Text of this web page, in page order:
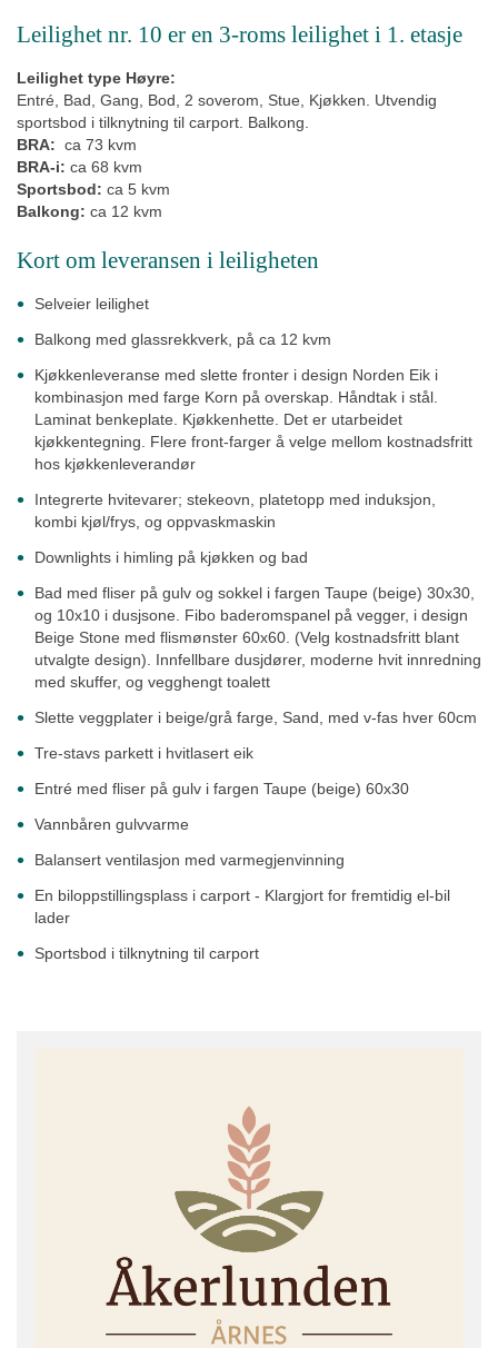
Leilighet nr. 10 er en 3-roms leilighet i 1. etasje
Leilighet type Høyre:
Entré, Bad, Gang, Bod, 2 soverom, Stue, Kjøkken. Utvendig
sportsbod i tilknytning til carport. Balkong.
BRA: ca 73 kvm
BRA-i: ca 68 kvm
Sportsbod: ca 5 kvm
Balkong: ca 12 kvm
Kort om leveransen i leiligheten
Selveier leilighet
Balkong med glassrekkverk, på ca 12 kvm
Kjøkkenleveranse med slette fronter i design Norden Eik i
kombinasjon med farge Korn på overskap. Håndtak i stål.
Laminat benkeplate. Kjøkkenhette. Det er utarbeidet
kjøkkentegning. Flere front-farger å velge mellom kostnadsfritt
hos kjøkkenleverandør
Integrerte hvitevarer; stekeovn, platetopp med induksjon,
kombi kjøl/frys, og oppvaskmaskin
Downlights i himling på kjøkken og bad
Bad med fliser på gulv og sokkel i fargen Taupe (beige) 30x30,
og 10x10 i dusjsone.
Fibo baderomspanel på vegger, i design
Beige Stone med flismønster 60x60. (Velg kostnadsfritt blant
utvalgte design). Innfellbare dusjdører, moderne hvit innredning
med skuffer, og vegghengt toalett
Slette veggplater i beige/grå farge, Sand, med v-fas hver 60cm
Tre-stavs parkett i hvitlasert eik
Entré med fliser på gulv i fargen Taupe (beige) 60x30
Vannbåren gulvvarme
Balansert ventilasjon med varmegjenvinning
En biloppstillingsplass i carport - Klargjort for fremtidig el-bil
lader
Sportsbod i tilknytning til carport